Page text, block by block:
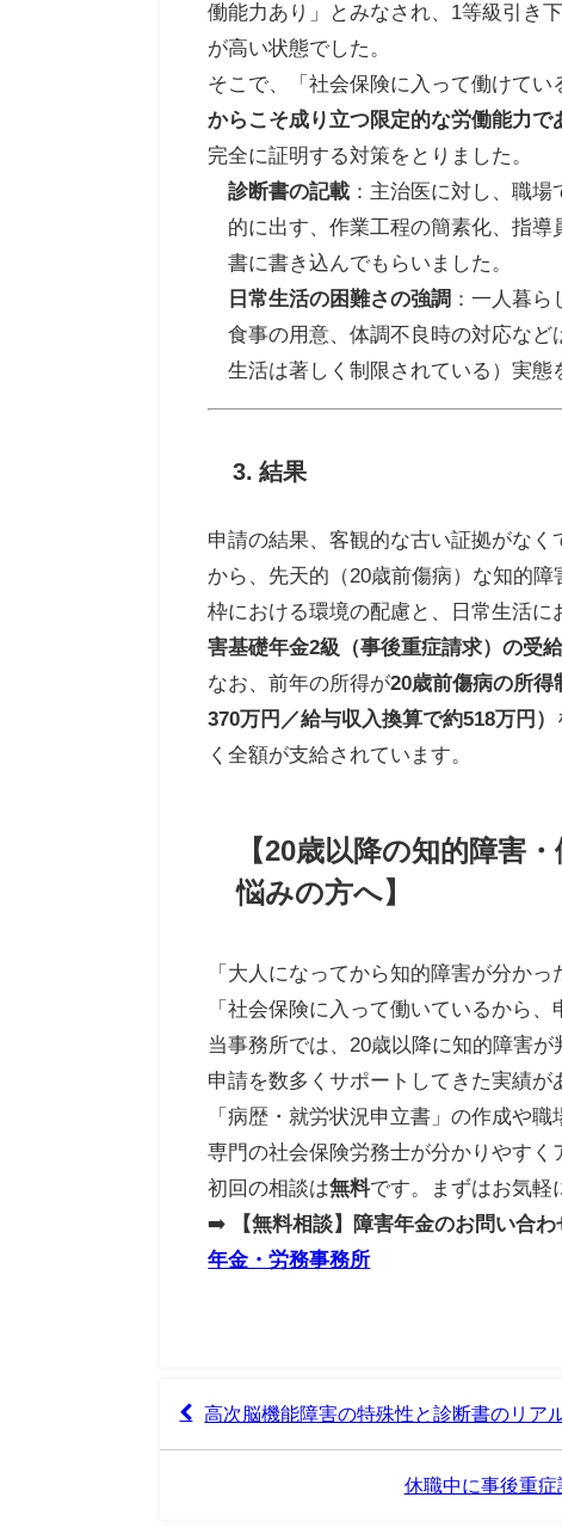
働能力あり」とみなされ、1等級引き
が高い状態でした。
そこで、「社会保険に入って働けてい
からこそ成り立つ限定的な労働能力で
完全に証明する対策をとりました。
診断書の記載 ：主治医に対し、職
的に出す、作業工程の簡素化、指
書に書き込んでもらいました。
日常生活の困難さの強調 ：一人暮
食事の用意、体調不良時の対応な
生活は著しく制限されている）実態
3. 結果
申請の結果、客観的な古い証拠がな
から、先天的（20歳前傷病）な知的
枠における環境の配慮と、日常生活に
害基礎年金2級（事後重症請求）の受
なお、前年の所得が20歳前傷病の所得
370万円／給与収入換算で約518万円）
く全額が支給されています。
【20歳以降の知的障害
悩みの方へ】
「大人になってから知的障害が分か
「社会保険に入って働いているから
当事務所では、20歳以降に知的障害
申請を数多くサポートしてきた実績が
「病歴・就労状況申立書」の作成や
専門の社会保険労務士が分かりやすく
初回の相談は無料です。まずはお気軽
➡️
【無料相談】障害年金のお問い合
年金・労務事務所
高次脳機能障害の特殊性と診断書のリ
休職中に事後重